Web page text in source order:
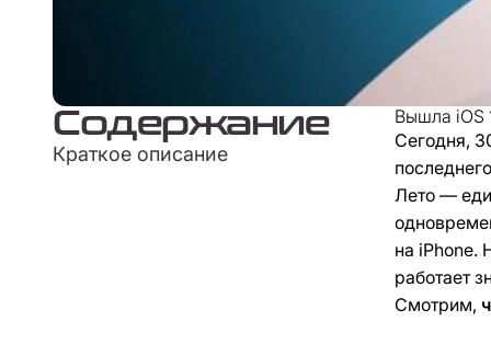
Содержание
Краткое описание
Вышла iOS
Сегодня,
Лето —
на iPhone.
работает
Смотрим,